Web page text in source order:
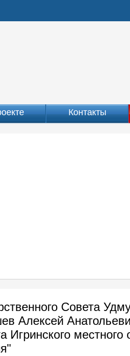
Контакты
Совета
Алексей
Игринского местного